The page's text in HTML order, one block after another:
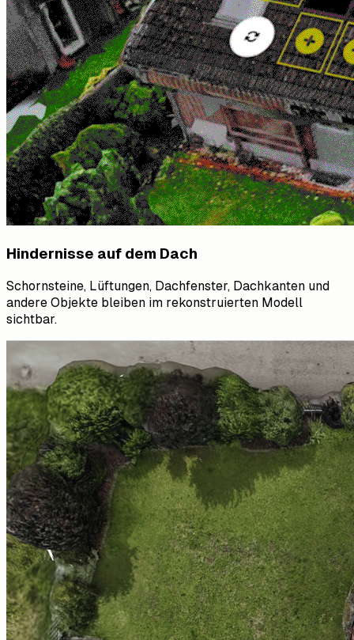
Hindernisse auf dem Dach
Schornsteine, Lüftungen, Dachfenster, Dachkanten und
andere Objekte bleiben im rekonstruierten Modell
sichtbar.